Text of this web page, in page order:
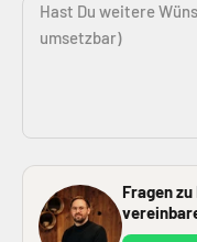
Hast Du weitere
umsetzbar)
Fragen